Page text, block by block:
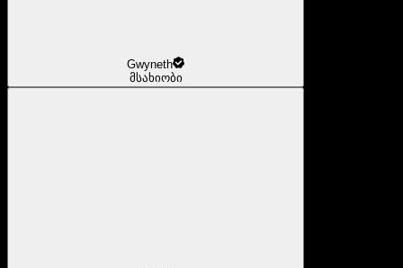
Gwyneth
მსახიობი